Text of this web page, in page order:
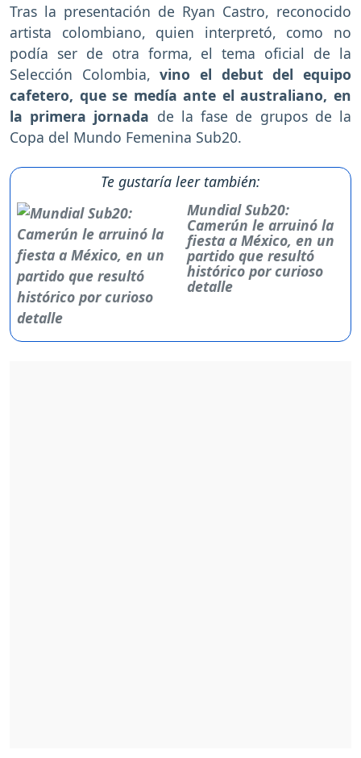
Tras la presentación de Ryan Castro, reconocido
artista colombiano, quien interpretó, como no
podía ser de otra forma, el tema oficial de la
Selección Colombia,vino el debut del equipo
cafetero, que se medía ante el australiano, en
la primera jornada de la fase de grupos de la
Copa del Mundo Femenina Sub20.
Te gustaría leer también:
Mundial Sub20:
Camerún le arruinó la
fiesta a México, en un
partido que resultó
histórico por curioso
detalle